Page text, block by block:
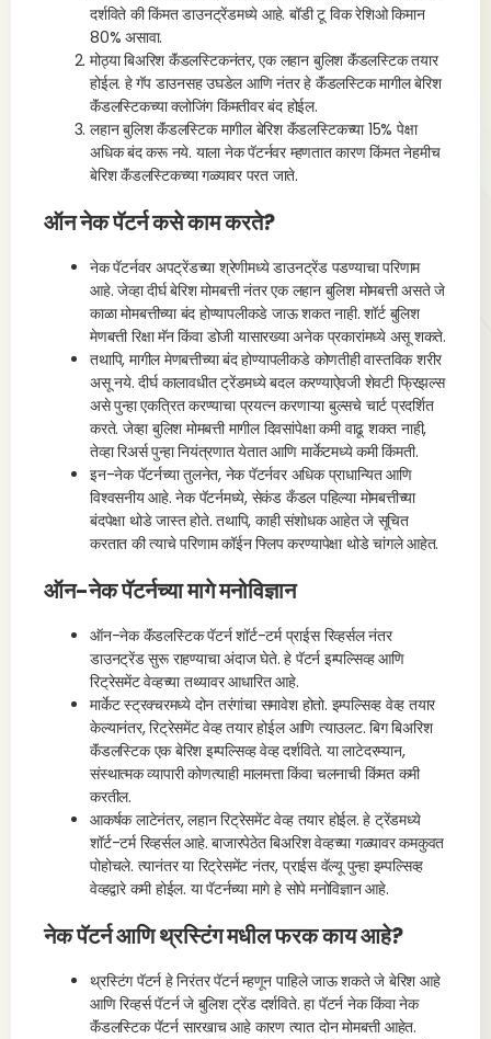
दर्शविते की किंमत डाउनट्रेंडमध्ये आहे. बॉडी टू विक रेशिओ किमान
80% असावा.
मोठ्या बिअरिश कॅंडलस्टिकनंतर, एक लहान बुलिश कॅंडलस्टिक तयार
होईल. हे गॅप डाउनसह उघडेल आणि नंतर हे कॅंडलस्टिक मागील बेरिश
कॅंडलस्टिकच्या क्लोजिंग किंमतीवर बंद होईल.
लहान बुलिश कॅंडलस्टिक मागील बेरिश कॅंडलस्टिकच्या 15% पेक्षा
अधिक बंद करू नये. याला नेक पॅटर्नवर म्हणतात कारण किंमत नेहमीच
बेरिश कॅंडलस्टिकच्या गळ्यावर परत जाते.
ऑन नेक पॅटर्न कसे काम करते?
नेक पॅटर्नवर अपट्रेंडच्या श्रेणीमध्ये डाउनट्रेंड पडण्याचा परिणाम
आहे. जेव्हा दीर्घ बेरिश मोमबत्ती नंतर एक लहान बुलिश मोमबत्ती असते जे
काळा मोमबत्तीच्या बंद होण्यापलीकडे जाऊ शकत नाही. शॉर्ट बुलिश
मेणबत्ती रिक्षा मॅन किंवा डोजी यासारख्या अनेक प्रकारांमध्ये असू शकते.
तथापि, मागील मेणबत्तीच्या बंद होण्यापलीकडे कोणतीही वास्तविक शरीर
असू नये. दीर्घ कालावधीत ट्रेंडमध्ये बदल करण्याऐवजी शेवटी फ्रिझल्स
असे पुन्हा एकत्रित करण्याचा प्रयत्न करणाऱ्या बुल्सचे चार्ट प्रदर्शित
करते. जेव्हा बुलिश मोमबत्ती मागील दिवसांपेक्षा कमी वाढू शकत नाही,
तेव्हा रिअर्स पुन्हा नियंत्रणात येतात आणि मार्केटमध्ये कमी किंमती.
इन-नेक पॅटर्नच्या तुलनेत, नेक पॅटर्नवर अधिक प्राधान्यित आणि
विश्वसनीय आहे. नेक पॅटर्नमध्ये, सेकंड कँडल पहिल्या मोमबत्तीच्या
बंदपेक्षा थोडे जास्त होते. तथापि, काही संशोधक आहेत जे सूचित
करतात की त्याचे परिणाम कॉईन फ्लिप करण्यापेक्षा थोडे चांगले आहेत.
ऑन-नेक पॅटर्नच्या मागे मनोविज्ञान
ऑन-नेक कॅंडलस्टिक पॅटर्न शॉर्ट-टर्म प्राईस रिव्हर्सल नंतर
डाउनट्रेंड सुरू राहण्याचा अंदाज घेते. हे पॅटर्न इम्पल्सिव्ह आणि
रिट्रेसमेंट वेव्हच्या तथ्यावर आधारित आहे.
मार्केट स्ट्रक्चरमध्ये दोन तरंगांचा समावेश होतो. इम्पल्सिव्ह वेव्ह तयार
केल्यानंतर, रिट्रेसमेंट वेव्ह तयार होईल आणि त्याउलट. बिग बिअरिश
कॅंडलस्टिक एक बेरिश इम्पल्सिव्ह वेव्ह दर्शविते. या लाटेदरम्यान,
संस्थात्मक व्यापारी कोणत्याही मालमत्ता किंवा चलनाची किंमत कमी
करतील.
आकर्षक लाटेनंतर, लहान रिट्रेसमेंट वेव्ह तयार होईल. हे ट्रेंडमध्ये
शॉर्ट-टर्म रिव्हर्सल आहे. बाजारपेठेत बिअरिश वेव्हच्या गळ्यावर कमकुवत
पोहोचले. त्यानंतर या रिट्रेसमेंट नंतर, प्राईस वॅल्यू पुन्हा इम्पल्सिव्ह
वेव्हद्वारे कमी होईल. या पॅटर्नच्या मागे हे सोपे मनोविज्ञान आहे.
नेक पॅटर्न आणि थ्रस्टिंग मधील फरक काय आहे?
थ्रस्टिंग पॅटर्न हे निरंतर पॅटर्न म्हणून पाहिले जाऊ शकते जे बेरिश आहे
आणि रिव्हर्स पॅटर्न जे बुलिश ट्रेंड दर्शविते. हा पॅटर्न नेक किंवा नेक
कॅंडलस्टिक पॅटर्न सारखाच आहे कारण त्यात दोन मोमबत्ती आहेत.